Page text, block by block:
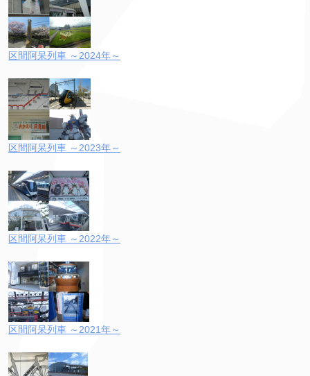
区間阿呆列車 ～2024年～
区間阿呆列車 ～2023年～
区間阿呆列車 ～2022年～
区間阿呆列車 ～2021年～